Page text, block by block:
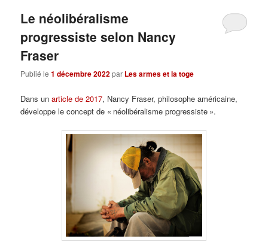
Le néolibéralisme
progressiste selon Nancy
Fraser
Publié le1 décembre 2022par Les armes et la toge
Dans un article de 2017, Nancy Fraser, philosophe américaine,
développe le concept de « néolibéralisme progressiste ».